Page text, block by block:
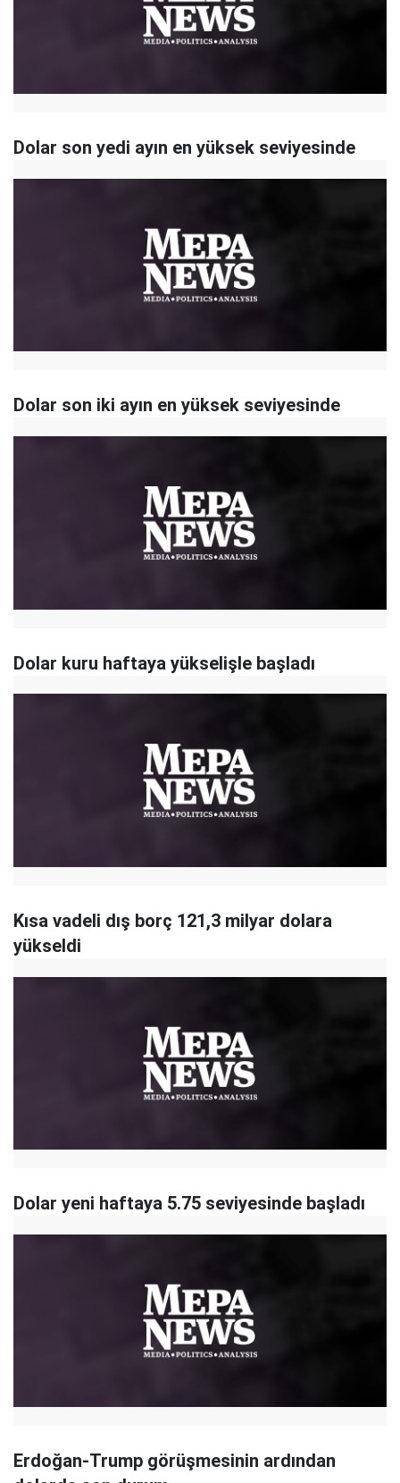
Dolar son yedi ayın en yüksek seviyesinde
Dolar son iki ayın en yüksek seviyesinde
Dolar kuru haftaya yükselişle başladı
Kısa vadeli dış borç 121,3 milyar dolara
yükseldi
Dolar yeni haftaya 5.75 seviyesinde başladı
Erdoğan-Trump görüşmesinin ardından